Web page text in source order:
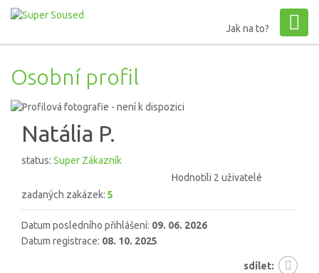
Jak na to?
Osobní profil
Natália P.
status: Super Zákazník
Hodnotili 2 uživatelé
zadaných zakázek: 5
Datum posledního přihlášení: 09. 06. 2026
Datum registrace: 08. 10. 2025
sdílet: